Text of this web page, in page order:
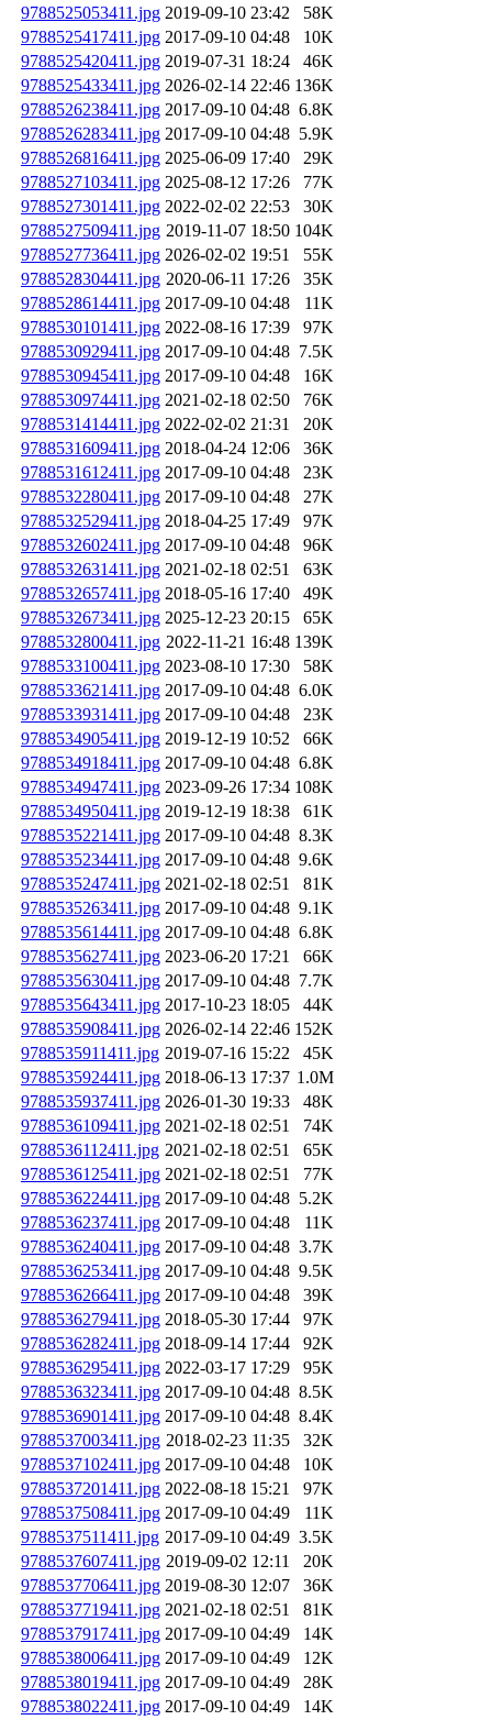
9788525053411.jpg 2019-09-10 23:42
58K
9788525417411.jpg 2017-09-10 04:48
10K
9788525420411.jpg 2019-07-31 18:24
46K
9788525433411.jpg 2026-02-14 22:46 136K
9788526238411.jpg 2017-09-10 04:48 6.8K
9788526283411.jpg 2017-09-10 04:48 5.9K
9788526816411.jpg 2025-06-09 17:40
29K
9788527103411.jpg 2025-08-12 17:26
77K
9788527301411.jpg 2022-02-02 22:53
30K
9788527509411.jpg 2019-11-07 18:50 104K
9788527736411.jpg 2026-02-02 19:51
55K
9788528304411.jpg 2020-06-11 17:26
35K
9788528614411.jpg 2017-09-10 04:48
11K
9788530101411.jpg 2022-08-16 17:39
97K
9788530929411.jpg 2017-09-10 04:48 7.5K
9788530945411.jpg 2017-09-10 04:48
16K
9788530974411.jpg 2021-02-18 02:50
76K
9788531414411.jpg 2022-02-02 21:31
20K
9788531609411.jpg 2018-04-24 12:06
36K
9788531612411.jpg 2017-09-10 04:48
23K
9788532280411.jpg 2017-09-10 04:48
27K
9788532529411.jpg 2018-04-25 17:49
97K
9788532602411.jpg 2017-09-10 04:48
96K
9788532631411.jpg 2021-02-18 02:51
63K
9788532657411.jpg 2018-05-16 17:40
49K
9788532673411.jpg 2025-12-23 20:15
65K
9788532800411.jpg 2022-11-21 16:48 139K
9788533100411.jpg 2023-08-10 17:30
58K
9788533621411.jpg 2017-09-10 04:48 6.0K
9788533931411.jpg 2017-09-10 04:48
23K
9788534905411.jpg 2019-12-19 10:52
66K
9788534918411.jpg 2017-09-10 04:48 6.8K
9788534947411.jpg 2023-09-26 17:34 108K
9788534950411.jpg 2019-12-19 18:38
61K
9788535221411.jpg 2017-09-10 04:48 8.3K
9788535234411.jpg 2017-09-10 04:48 9.6K
9788535247411.jpg 2021-02-18 02:51
81K
9788535263411.jpg 2017-09-10 04:48 9.1K
9788535614411.jpg 2017-09-10 04:48 6.8K
9788535627411.jpg 2023-06-20 17:21
66K
9788535630411.jpg 2017-09-10 04:48 7.7K
9788535643411.jpg 2017-10-23 18:05
44K
9788535908411.jpg 2026-02-14 22:46 152K
9788535911411.jpg 2019-07-16 15:22
45K
9788535924411.jpg 2018-06-13 17:37 1.0M
9788535937411.jpg 2026-01-30 19:33
48K
9788536109411.jpg 2021-02-18 02:51
74K
9788536112411.jpg 2021-02-18 02:51
65K
9788536125411.jpg 2021-02-18 02:51
77K
9788536224411.jpg 2017-09-10 04:48 5.2K
9788536237411.jpg 2017-09-10 04:48
11K
9788536240411.jpg 2017-09-10 04:48 3.7K
9788536253411.jpg 2017-09-10 04:48 9.5K
9788536266411.jpg 2017-09-10 04:48
39K
9788536279411.jpg 2018-05-30 17:44
97K
9788536282411.jpg 2018-09-14 17:44
92K
9788536295411.jpg 2022-03-17 17:29
95K
9788536323411.jpg 2017-09-10 04:48 8.5K
9788536901411.jpg 2017-09-10 04:48 8.4K
9788537003411.jpg 2018-02-23 11:35
32K
9788537102411.jpg 2017-09-10 04:48
10K
9788537201411.jpg 2022-08-18 15:21
97K
9788537508411.jpg 2017-09-10 04:49
11K
9788537511411.jpg 2017-09-10 04:49 3.5K
9788537607411.jpg 2019-09-02 12:11
20K
9788537706411.jpg 2019-08-30 12:07
36K
9788537719411.jpg 2021-02-18 02:51
81K
9788537917411.jpg 2017-09-10 04:49
14K
9788538006411.jpg 2017-09-10 04:49
12K
9788538019411.jpg 2017-09-10 04:49
28K
9788538022411.jpg 2017-09-10 04:49
14K